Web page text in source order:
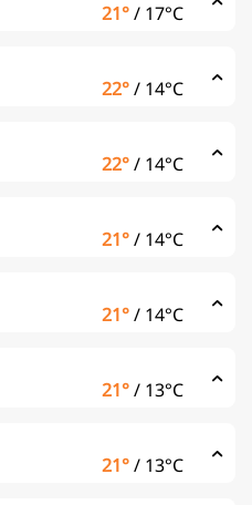
21°/ 17°C
22°/ 14°C
22°/ 14°C
21°/ 14°C
21°/ 14°C
21°/ 13°C
21°/ 13°C